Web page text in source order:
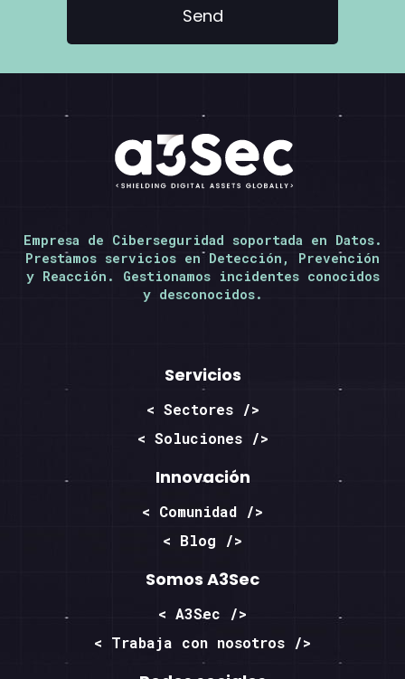
Empresa de Ciberseguridad soportada en Datos.
Prestamos servicios en Detección, Prevención
y Reacción. Gestionamos incidentes conocidos
y desconocidos.
Servicios
< Sectores />
< Soluciones />
Innovación
< Comunidad />
< Blog />
Somos A3Sec
< A3Sec />
< Trabaja con nosotros />